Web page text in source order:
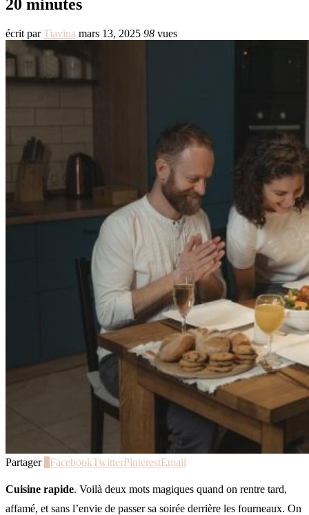
20 minutes
écrit parTiavina mars 13, 2025 98 vues
Partager FacebookTwitterPinterestEmail
Cuisine rapide. Voilà deux mots magiques quand on rentre tard,
affamé, et sans l’envie de passer sa soirée derrière les fourneaux. On